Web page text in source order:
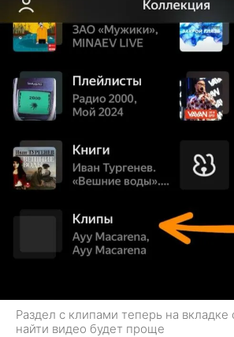
Раздел с клипами теперь на
найти видео будет проще